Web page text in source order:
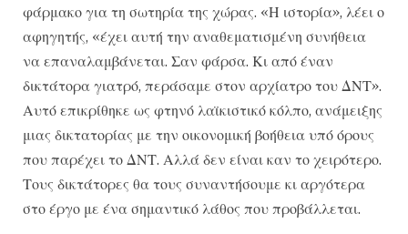
φάρμακο για τη σωτηρία της χώρας. «Η ιστορία», λέει ο
αφηγητής, «έχει αυτή την αναθεματισμένη συνήθεια
να επαναλαμβάνεται. Σαν φάρσα. Κι από έναν
δικτάτορα γιατρό, περάσαμε στον αρχίατρο του ΔΝΤ».
Αυτό επικρίθηκε ως φτηνό λαϊκιστικό κόλπο, ανάμειξης
μιας δικτατορίας με την οικονομική βοήθεια υπό όρους
που παρέχει το ΔΝΤ. Αλλά δεν είναι καν το χειρότερο.
Τους δικτάτορες θα τους συναντήσουμε κι αργότερα
στο έργο με ένα σημαντικό λάθος που προβάλλεται.